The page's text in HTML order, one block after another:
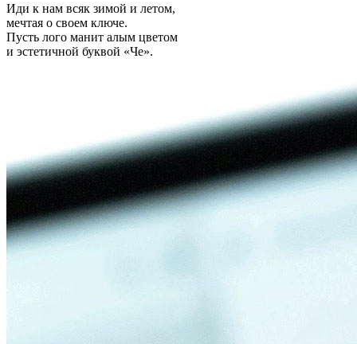
Иди к нам всяк зимой и летом,
мечтая о своем ключе.
Пусть лого манит алым цветом
и эстетичной буквой «Че».